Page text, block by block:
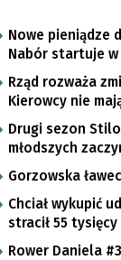
Nowe pieniądze
Nabór startuje w
Rząd rozważa
Kierowcy nie
Drugi sezon
młodszych
Gorzowska
Chciał wykupić
stracił 55 tysięcy
Rower Daniela